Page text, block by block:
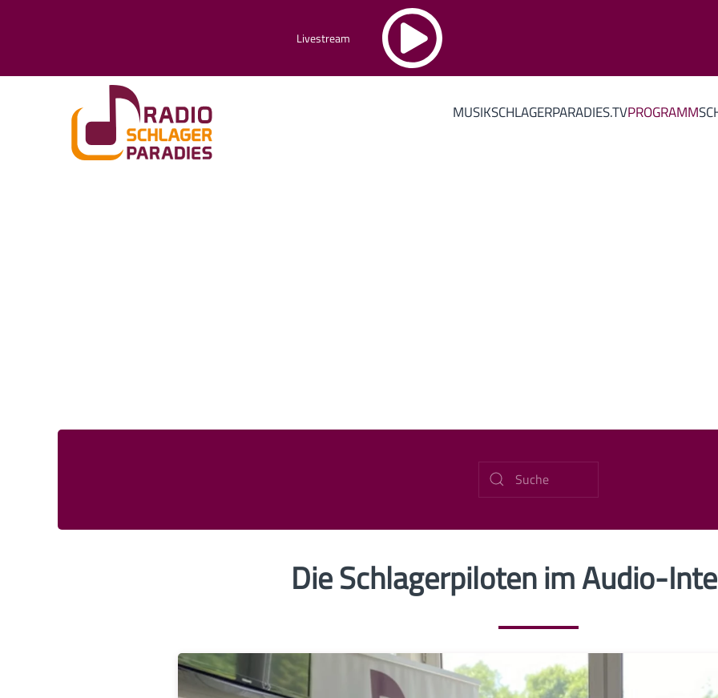
Livestream
MUSIKSCHLAGERPARADIES.TVPROGRAMM
Die Schlagerpiloten im Audio-